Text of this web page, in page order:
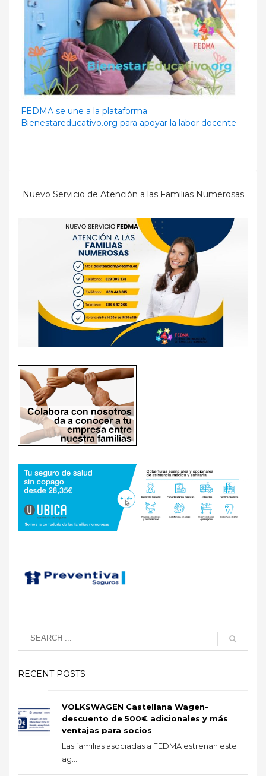
FEDMA se une a la plataforma
Bienestareducativo.org para apoyar la labor docente
Nuevo Servicio de Atención a las Familias Numerosas
RECENT POSTS
VOLKSWAGEN Castellana Wagen-
descuento de 500€ adicionales y más
ventajas para socios
Las familias asociadas a FEDMA estrenan este
ag...